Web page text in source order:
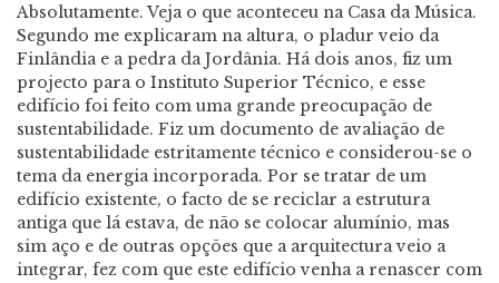
Absolutamente. Veja o que aconteceu na Casa da Música.
Segundo me explicaram na altura, o pladur veio da
Finlândia e a pedra da Jordânia. Há dois anos, fiz um
projecto para o Instituto Superior Técnico, e esse
edifício foi feito com uma grande preocupação de
sustentabilidade. Fiz um documento de avaliação de
sustentabilidade estritamente técnico e considerou-se o
tema da energia incorporada. Por se tratar de um
edifício existente, o facto de se reciclar a estrutura
antiga que lá estava, de não se colocar alumínio, mas
sim aço e de outras opções que a arquitectura veio a
integrar, fez com que este edifício venha a renascer com